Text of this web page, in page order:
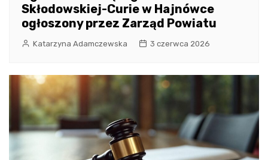
Skłodowskiej-Curie w Hajnówce
ogłoszony przez Zarząd Powiatu
Katarzyna Adamczewska 3 czerwca 2026